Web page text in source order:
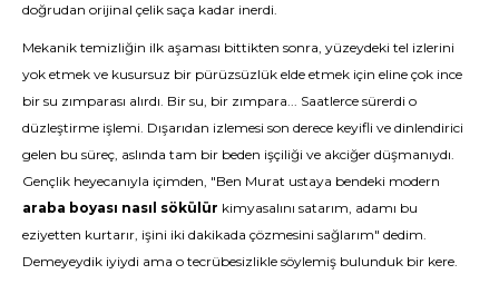
doğrudan orijinal çelik saça kadar inerdi.
Mekanik temizliğin ilk aşaması bittikten sonra, yüzeydeki tel izlerini
yok etmek ve kusursuz bir pürüzsüzlük elde etmek için eline çok ince
bir su zımparası alırdı. Bir su, bir zımpara... Saatlerce sürerdi o
düzleştirme işlemi. Dışarıdan izlemesi son derece keyifli ve dinlendirici
gelen bu süreç, aslında tam bir beden işçiliği ve akciğer düşmanıydı.
Gençlik heyecanıyla içimden, "Ben Murat ustaya bendeki modern
araba boyası nasıl sökülür kimyasalını satarım, adamı bu
eziyetten kurtarır, işini iki dakikada çözmesini sağlarım" dedim.
Demeyeydik iyiydi ama o tecrübesizlikle söylemiş bulunduk bir kere.